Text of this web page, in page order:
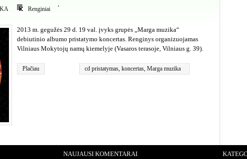
,
Renginiai
2013 m. gegužės 29 d. 19 val. įvyks grupės „Marga muzika“
debiutinio albumo pristatymo koncertas. Renginys organizuojamas
Vilniaus Mokytojų namų kiemelyje (Vasaros terasoje, Vilniaus g. 39).
Plačiau cd pristatymas, koncertas, Marga muzika
NAUJAUSI KOMENTARAI